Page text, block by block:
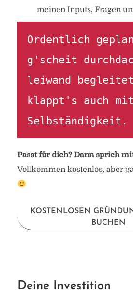
meinen Inputs, Fragen
Ordentlich
g'scheit
leiwand
klappt's auch
Selbständigkeit.
Passt für dich? Dann sprich
Vollkommen kostenlos, aber
KOSTENLOSEN
BUCHEN
Deine Investition